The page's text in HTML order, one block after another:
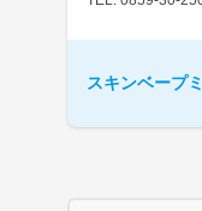
スキンベープ